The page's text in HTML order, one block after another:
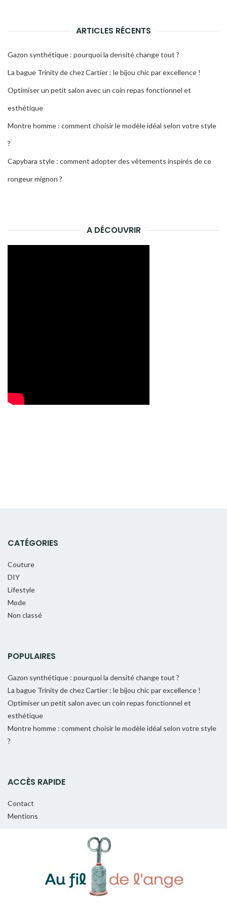
ARTICLES RÉCENTS
Gazon synthétique : pourquoi la densité change tout ?
La bague Trinity de chez Cartier : le bijou chic par excellence !
Optimiser un petit salon avec un coin repas fonctionnel et
esthétique
Montre homme : comment choisir le modèle idéal selon votre style
?
Capybara style : comment adopter des vêtements inspirés de ce
rongeur mignon ?
A DÉCOUVRIR
CATÉGORIES
Couture
DIY
Lifestyle
Mode
Non classé
POPULAIRES
Gazon synthétique : pourquoi la densité change tout ?
La bague Trinity de chez Cartier : le bijou chic par excellence !
Optimiser un petit salon avec un coin repas fonctionnel et
esthétique
Montre homme : comment choisir le modèle idéal selon votre style
?
ACCÈS RAPIDE
Contact
Mentions